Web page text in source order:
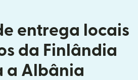
entrega locais
da Finlândia
a Albânia